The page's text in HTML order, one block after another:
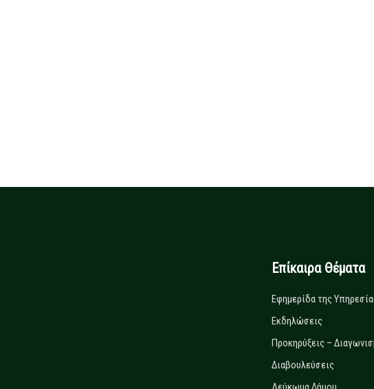
Επίκαιρα Θέματα
Εφημερίδα της
Εκδηλώσεις
Προκηρύξεις –
Διαβουλεύσεις